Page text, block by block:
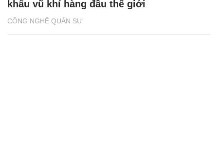
CÔNG NGHỆ QUÂN SỰ
khẩu vũ khí hàng đầu thế giới